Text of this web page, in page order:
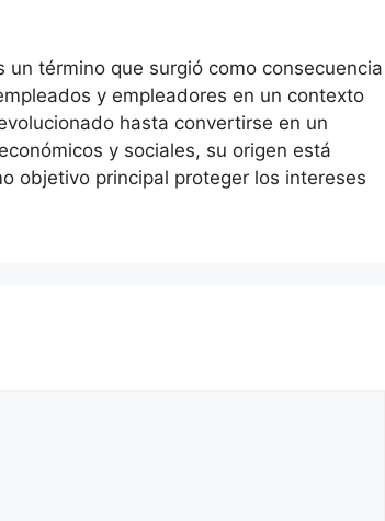
término que surgió como consecuencia
y empleadores en un contexto
hasta convertirse en un
y sociales, su origen está
objetivo principal proteger los intereses